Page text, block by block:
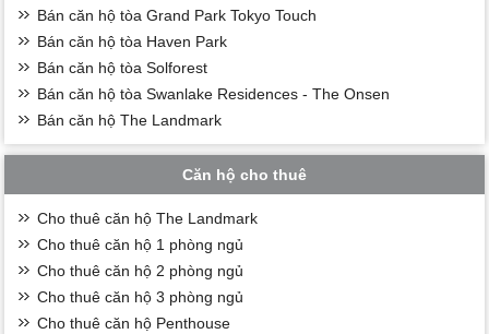
Bán căn hộ tòa Grand Park Tokyo Touch
Bán căn hộ tòa Haven Park
Bán căn hộ tòa Solforest
Bán căn hộ tòa Swanlake Residences - The Onsen
Bán căn hộ The Landmark
Căn hộ cho thuê
Cho thuê căn hộ The Landmark
Cho thuê căn hộ 1 phòng ngủ
Cho thuê căn hộ 2 phòng ngủ
Cho thuê căn hộ 3 phòng ngủ
Cho thuê căn hộ Penthouse